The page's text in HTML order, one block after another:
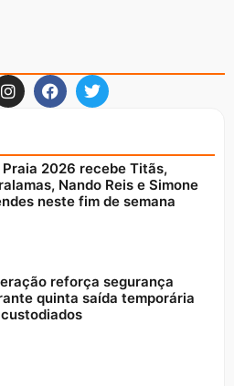
Praia 2026 recebe Titãs,
Nando Reis e Simone
neste fim de semana
reforça segurança
quinta saída temporária